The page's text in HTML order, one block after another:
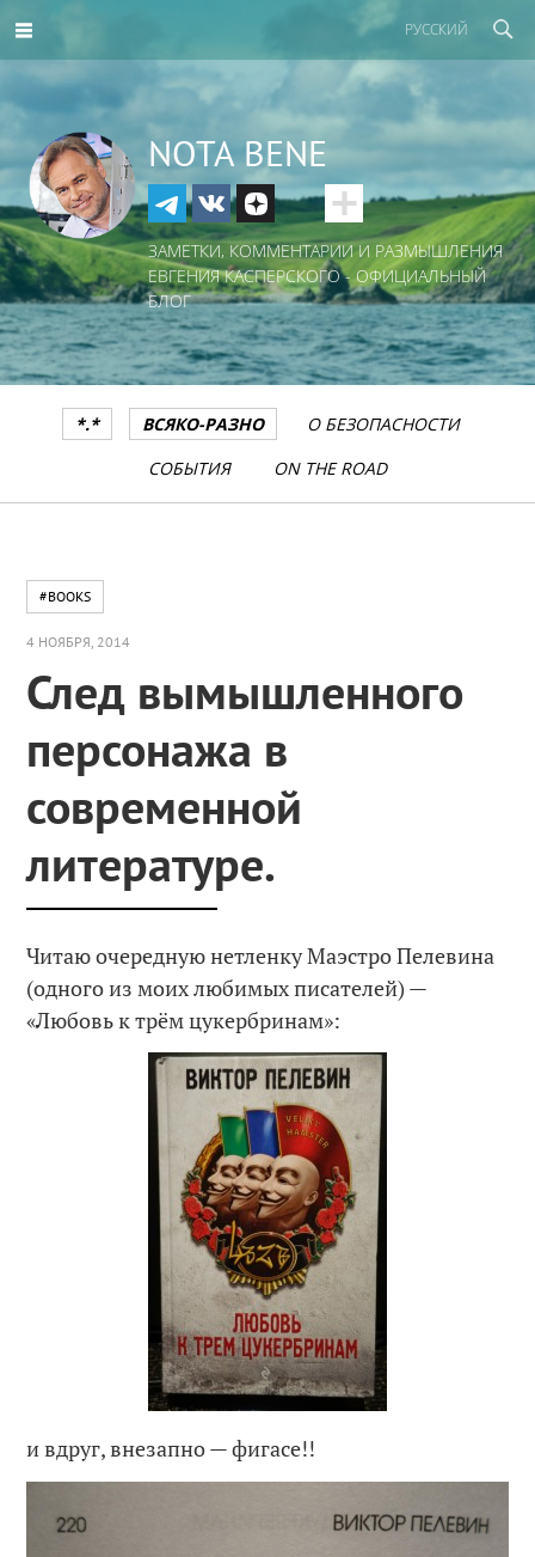
РУССКИЙ
NOTA BENE
ЗАМЕТКИ, КОММЕНТАРИИ И РАЗМЫШЛЕНИЯ
ЕВГЕНИЯ КАСПЕРСКОГО - ОФИЦИАЛЬНЫЙ
БЛОГ
*.* ВСЯКО-РАЗНО
О БЕЗОПАСНОСТИ
СОБЫТИЯ
ON THE ROAD
#BOOKS
4 НОЯБРЯ, 2014
След вымышленного
персонажа в
современной
литературе.
Читаю очередную нетленку Маэстро Пелевина
(одного из моих любимых писателей) —
«Любовь к трём цукербринам»:
и вдруг, внезапно — фигасе!!